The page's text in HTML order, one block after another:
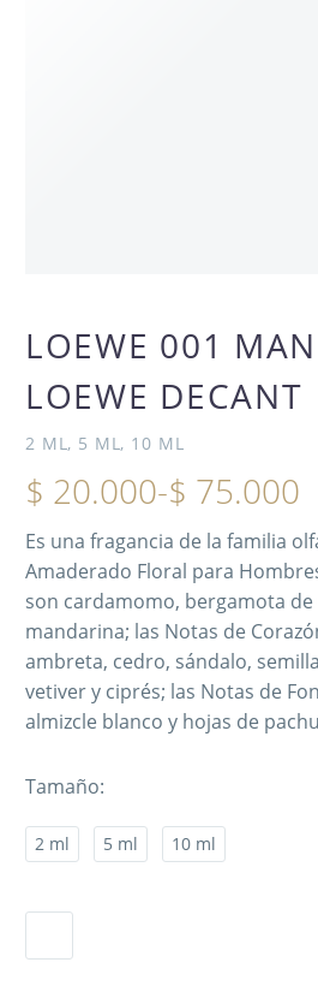
LOEWE 001
LOEWE DECANT
2 ML, 5 ML, 10 ML
$ 20.000-$ 75.000
Es una fragancia de la familia
Amaderado Floral para
son cardamomo, bergamota de
mandarina; las Notas de
ambreta, cedro, sándalo,
vetiver y ciprés; las Notas de
almizcle blanco y hojas de
Tamaño
2 ml 5 ml 10 ml